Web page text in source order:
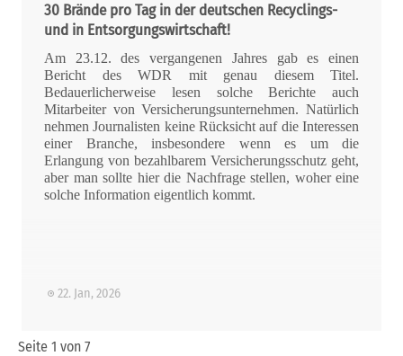
30 Brände pro Tag in der deutschen Recyclings-
und in Entsorgungswirtschaft!
Am 23.12. des vergangenen Jahres gab es einen
Bericht des WDR mit genau diesem Titel.
Bedauerlicherweise lesen solche Berichte auch
Mitarbeiter von Versicherungsunternehmen. Natürlich
nehmen Journalisten keine Rücksicht auf die Interessen
einer Branche, insbesondere wenn es um die
Erlangung von bezahlbarem Versicherungsschutz geht,
aber man sollte hier die Nachfrage stellen, woher eine
solche Information eigentlich kommt.
22. Jan, 2026
Seite 1 von 7